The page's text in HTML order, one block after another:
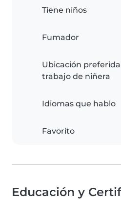
Tiene niños
Fumador
Ubicación
trabajo de niñera
Idiomas que hablo
Favorito
Educación y